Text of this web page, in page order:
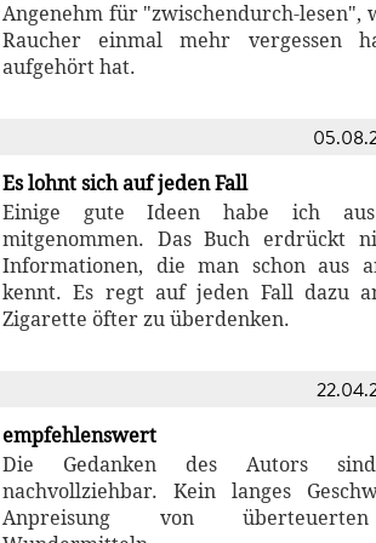
Angenehm für "zwischendurch-lesen",
Raucher einmal mehr vergessen
aufgehört hat.
Es lohnt sich auf jeden Fall
Einige gute Ideen habe ich
mitgenommen. Das Buch erdrückt
Informationen, die man schon aus
kennt. Es regt auf jeden Fall dazu
Zigarette öfter zu überdenken.
empfehlenswert
Die Gedanken des Autors
nachvollziehbar. Kein langes
Anpreisung von